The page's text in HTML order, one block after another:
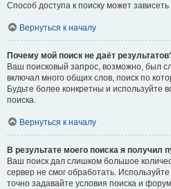
Способ доступа к поиску может
Вернуться к началу
Почему мой поиск не даёт
Ваш поисковый запрос, возможно, был
включал много общих слов, поиск по
Будьте более конкретны и используйте
поиска.
Вернуться к началу
В результате моего поиска я получил
Ваш поиск дал слишком большое
сервер не смог обработать.
точно задавайте условия поиска и